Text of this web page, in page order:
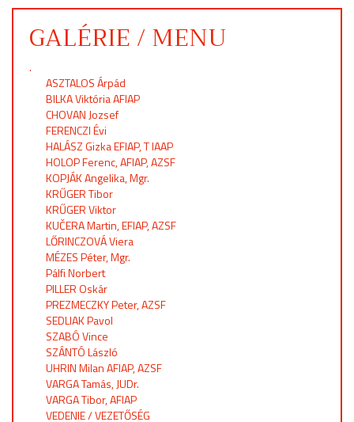
GALÉRIE / MENU
.
ASZTALOS Árpád
BILKA Viktória AFIAP
CHOVAN Jozsef
FERENCZI Évi
HALÁSZ Gizka EFIAP, T IAAP
HOLOP Ferenc, AFIAP, AZSF
KOPJÁK Angelika, Mgr.
KRŰGER Tibor
KRŰGER Viktor
KUČERA Martin, EFIAP, AZSF
LŐRINCZOVÁ Viera
MÉZES Péter, Mgr.
Pálfi Norbert
PILLER Oskár
PREZMECZKY Peter, AZSF
SEDLIAK Pavol
SZABÓ Vince
SZÁNTÓ László
UHRIN Milan AFIAP, AZSF
VARGA Tamás, JUDr.
VARGA Tibor, AFIAP
VEDENIE / VEZETŐSÉG